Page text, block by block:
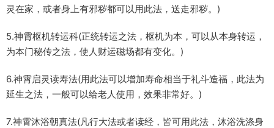
灵在家，或者身上有邪秽都可以用此法，送走邪秽。)
5.神霄枢机转运科(正统转运之法，枢机为本，可以从本身转运，
为本门秘传之法，使人财运磁场都有变化。)
6.神霄启灵读寿法(用此法可以增加寿命相当于礼斗造福，此法为
延生之法，一般可以给老人使用，效果非常好。)
7.神霄沐浴朝真法(凡行大法或者读经，皆可用此法，沐浴洗涤身